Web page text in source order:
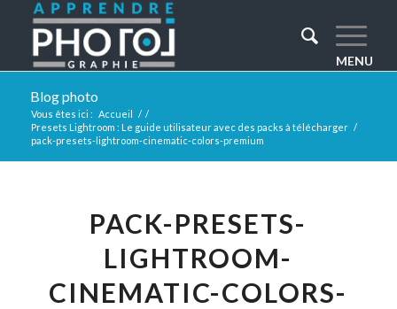
Blog photo
Vous êtes ici : Accueil / /
Presets Lightroom : Le guide utilisateur avec des packs à télécharger /
pack-presets-lightroom-cinematic-colors-premium
PACK-PRESETS-
LIGHTROOM-
CINEMATIC-COLORS-